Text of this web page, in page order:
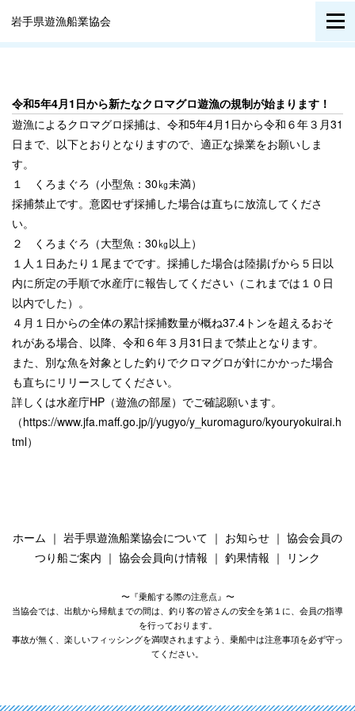
岩手県遊漁船業協会
令和5年4月1日から新たなクロマグロ遊漁の規制が始まります！
遊漁によるクロマグロ採捕は、令和5年4月1日から令和６年３月31
日まで、以下とおりとなりますので、適正な操業をお願いしま
す。
１
くろまぐろ（小型魚：30㎏未満）
採捕禁止です。意図せず採捕した場合は直ちに放流してくださ
い。
２ くろまぐろ（大型魚：30㎏以上）
１人１日あたり１尾までです。採捕した場合は陸揚げから５日以
内に所定の手順で水産庁に報告してください（これまでは１０日
以内でした）。
４月１日からの全体の累計採捕数量が概ね37.4トンを超えるおそ
れがある場合、以降、令和６年３月31日まで禁止となります。
また、別な魚を対象とした釣りでクロマグロが針にかかった場合
も直ちにリリースしてください。
詳しくは水産庁HP（遊漁の部屋）でご確認願います。
（https://www.jfa.maff.go.jp/j/yugyo/y_kuromaguro/kyouryokuirai.h
tml）
ホーム ｜ 岩手県遊漁船業協会について ｜ お知らせ ｜ 協会会員の
つり船ご案内 ｜ 協会会員向け情報 ｜ 釣果情報 ｜ リンク
〜『乗船する際の注意点』〜
当協会では、出航から帰航までの間は、釣り客の皆さんの安全を第１に、会員の指導
を行っております。
事故が無く、楽しいフィッシングを満喫されますよう、乗船中は注意事項を必ず守っ
てください。